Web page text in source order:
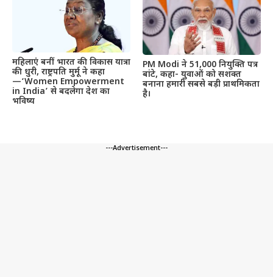
महिलाएं बनीं भारत की विकास यात्रा
की धुरी, राष्ट्रपति मुर्मू ने कहा
—‘Women Empowerment
in India’ से बदलेगा देश का
भविष्य
PM Modi ने 51,000 नियुक्ति पत्र
बांटे, कहा- युवाओं को सशक्त
बनाना हमारी सबसे बड़ी प्राथमिकता
है।
---Advertisement---